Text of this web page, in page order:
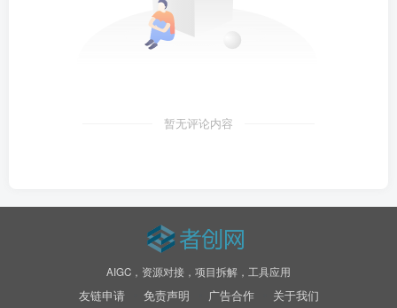
暂无评论内容
AIGC，资源对接，项目拆解，工具应用
友链申请 免责声明 广告合作 关于我们